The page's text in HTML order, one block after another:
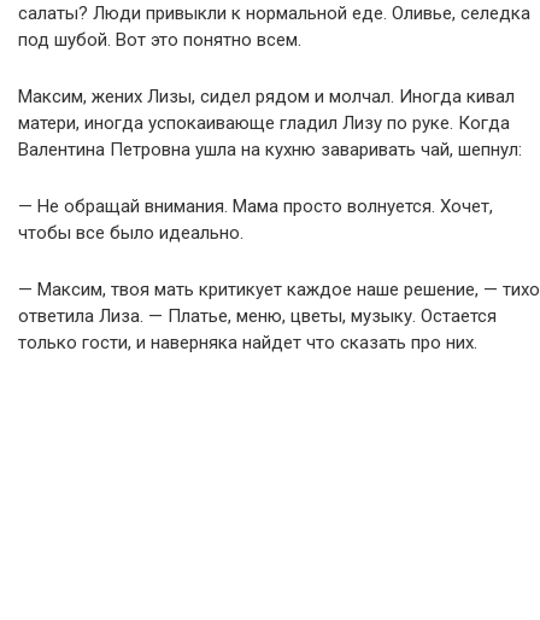
салаты? Люди привыкли к нормальной еде. Оливье, селедка
под шубой. Вот это понятно всем.
Максим, жених Лизы, сидел рядом и молчал. Иногда кивал
матери, иногда успокаивающе гладил Лизу по руке. Когда
Валентина Петровна ушла на кухню заваривать чай, шепнул:
— Не обращай внимания. Мама просто волнуется. Хочет,
чтобы все было идеально.
— Максим, твоя мать критикует каждое наше решение, — тихо
ответила Лиза. — Платье, меню, цветы, музыку. Остается
только гости, и наверняка найдет что сказать про них.